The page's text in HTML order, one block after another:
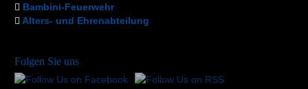
Bambini-Feuerwehr
Alters- und Ehrenabteilung
Folgen Sie uns